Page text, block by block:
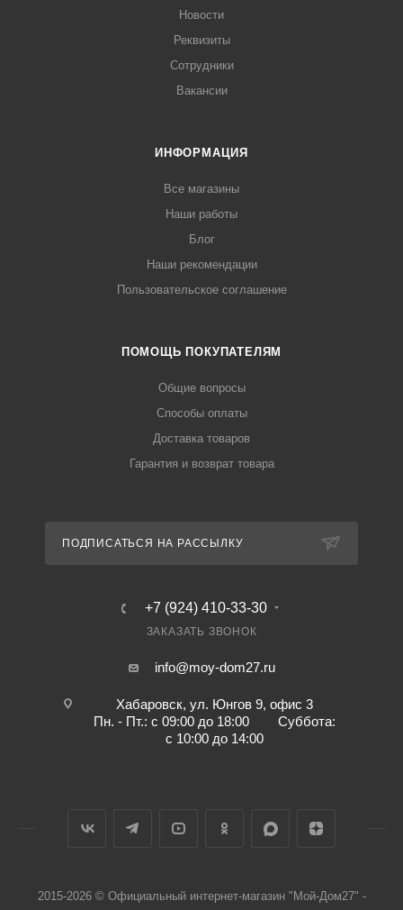
Новости
Реквизиты
Сотрудники
Вакансии
ИНФОРМАЦИЯ
Все магазины
Наши работы
Блог
Наши рекомендации
Пользовательское соглашение
ПОМОЩЬ ПОКУПАТЕЛЯМ
Общие вопросы
Способы оплаты
Доставка товаров
Гарантия и возврат товара
ПОДПИСАТЬСЯ НА РАССЫЛКУ
+7 (924) 410-33-30
ЗАКАЗАТЬ ЗВОНОК
info@moy-dom27.ru
Хабаровск, ул. Юнгов 9, офис 3
Пн. - Пт.: с 09:00 до 18:00 Суббота:
с 10:00 до 14:00
2015-2026 © Официальный интернет-магазин "Мой-Дом27" -